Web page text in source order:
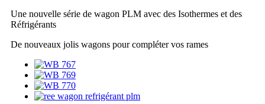
Une nouvelle série de wagon PLM avec des Isothermes et des
Réfrigérants
De nouveaux jolis wagons pour compléter vos rames